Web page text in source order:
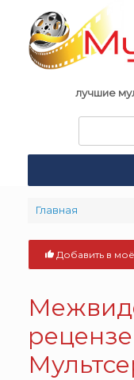
content
лучшие
поиска:
Главная
Добавить в